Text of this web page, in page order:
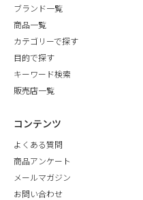
ブランド一覧
商品一覧
カテゴリーで探す
目的で探す
キーワード検索
販売店一覧
コンテンツ
よくある質問
商品アンケート
メールマガジン
お問い合わせ